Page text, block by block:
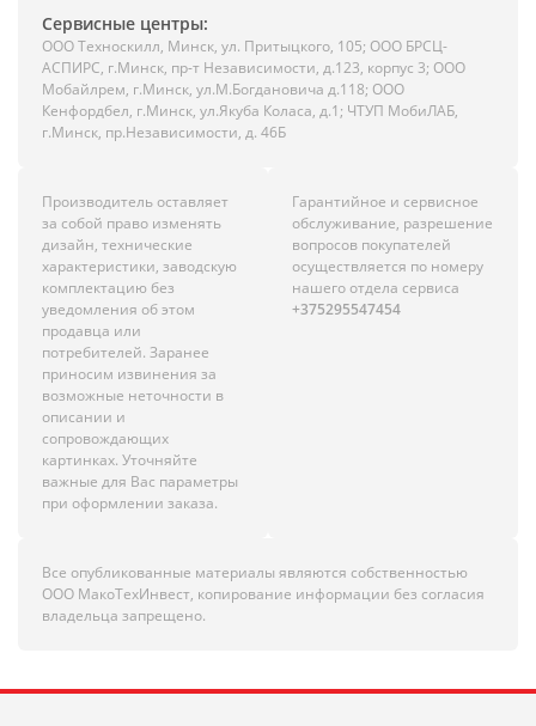
Сервисные центры:
ООО Техноскилл, Минск, ул. Притыцкого, 105; ООО БРСЦ-
АСПИРС, г.Минск, пр-т Независимости, д.123, корпус 3; ООО
Мобайлрем, г.Минск, ул.М.Богдановича д.118; ООО
Кенфордбел, г.Минск, ул.Якуба Коласа, д.1; ЧТУП МобиЛАБ,
г.Минск, пр.Независимости, д. 46Б
Производитель оставляет
за собой право изменять
дизайн, технические
характеристики, заводскую
комплектацию без
уведомления об этом
продавца или
потребителей. Заранее
приносим извинения за
возможные неточности в
описании и
сопровождающих
картинках. Уточняйте
важные для Вас параметры
при оформлении заказа.
Гарантийное и сервисное
обслуживание, разрешение
вопросов покупателей
осуществляется по номеру
нашего отдела сервиса
+375295547454
Все опубликованные материалы являются собственностью
ООО МакоТехИнвест, копирование информации без согласия
владельца запрещено.